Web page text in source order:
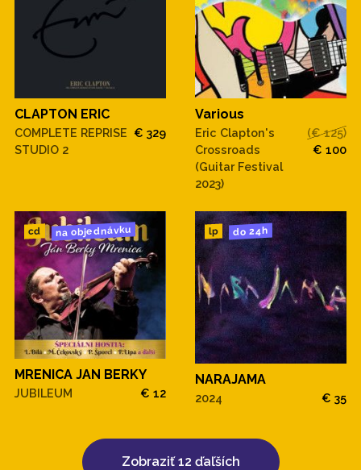
CLAPTON ERIC
COMPLETE REPRISE
STUDIO 2
€ 329
Various
Eric Clapton's
Crossroads
(Guitar Festival
2023)
(€ 125)
€ 100
cd na objednávku
MRENICA JAN BERKY
JUBILEUM € 12
lp do 24h
NARAJAMA
2024 € 35
Zobraziť 12 ďaľších